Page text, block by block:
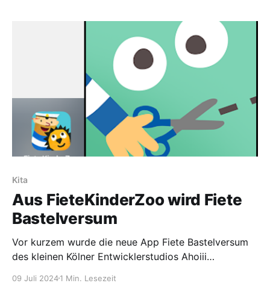
g_digitale_medien_im_mathematikunterricht.pdf) ist
im Sommer 2024 erschienen und an alle Schulen von
NRW verschickt worden.
Kita
Aus FieteKinderZoo wird Fiete
Bastelversum
Vor kurzem wurde die neue App Fiete Bastelversum
des kleinen Kölner Entwicklerstudios Ahoiii
KinderZoo-App, die in den letzten Jahren nicht mehr
09 Juli 20241 Min. Lesezeit